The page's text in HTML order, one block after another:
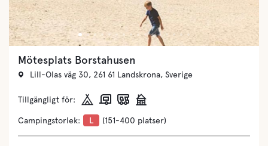
Mötesplats Borstahusen
Lill-Olas väg 30, 261 61 Landskrona, Sverige
Tillgängligt för:
Campingstorlek: L (151-400 platser)